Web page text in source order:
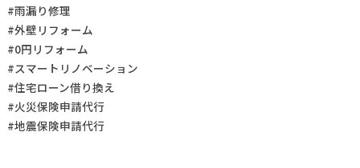
#雨漏り修理
#外壁リフォーム
#0円リフォーム
#スマートリノベーション
#住宅ローン借り換え
#火災保険申請代行
#地震保険申請代行